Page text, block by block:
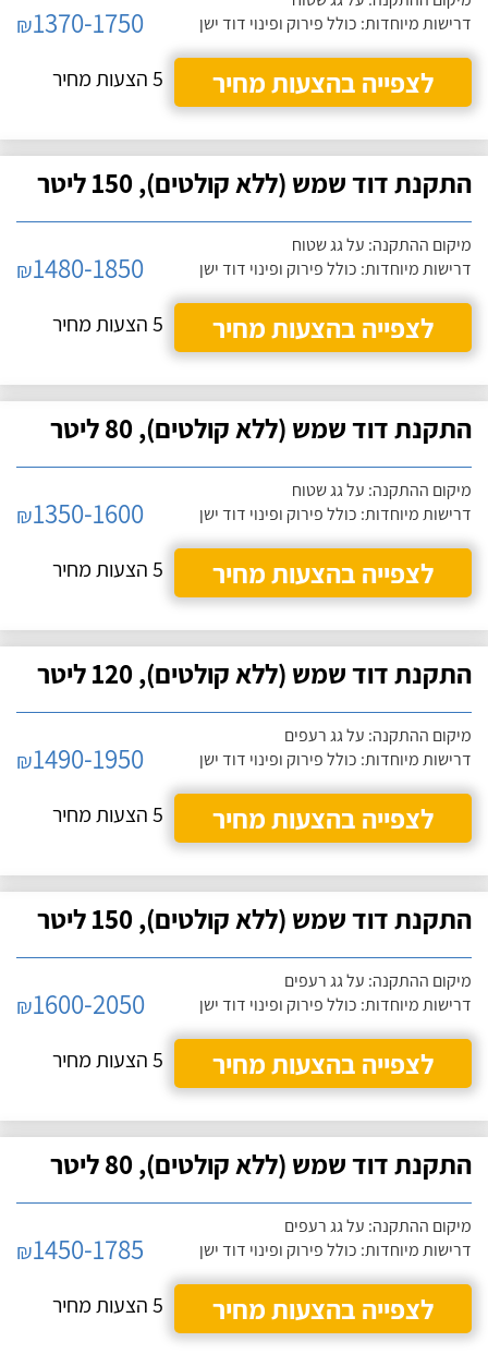
דרישות מיוחדות: כולל פירוק ופינוי דוד ישן
₪1370-1750
לצפייה בהצעות מחיר
5 הצעות מחיר
התקנת דוד שמש (ללא קולטים), 150 ליטר
מיקום ההתקנה: על גג שטוח
דרישות מיוחדות: כולל פירוק ופינוי דוד ישן
₪1480-1850
לצפייה בהצעות מחיר
5 הצעות מחיר
התקנת דוד שמש (ללא קולטים), 80 ליטר
מיקום ההתקנה: על גג שטוח
דרישות מיוחדות: כולל פירוק ופינוי דוד ישן
₪1350-1600
לצפייה בהצעות מחיר
5 הצעות מחיר
התקנת דוד שמש (ללא קולטים), 120 ליטר
מיקום ההתקנה: על גג רעפים
דרישות מיוחדות: כולל פירוק ופינוי דוד ישן
₪1490-1950
לצפייה בהצעות מחיר
5 הצעות מחיר
התקנת דוד שמש (ללא קולטים), 150 ליטר
מיקום ההתקנה: על גג רעפים
דרישות מיוחדות: כולל פירוק ופינוי דוד ישן
₪1600-2050
לצפייה בהצעות מחיר
5 הצעות מחיר
התקנת דוד שמש (ללא קולטים), 80 ליטר
מיקום ההתקנה: על גג רעפים
דרישות מיוחדות: כולל פירוק ופינוי דוד ישן
₪1450-1785
לצפייה בהצעות מחיר
5 הצעות מחיר